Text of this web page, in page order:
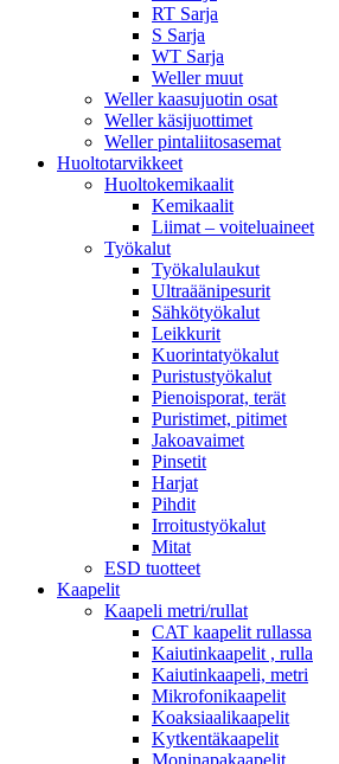
RT Sarja
S Sarja
WT Sarja
Weller muut
Weller kaasujuotin osat
Weller käsijuottimet
Weller pintaliitosasemat
Huoltotarvikkeet
Huoltokemikaalit
Kemikaalit
Liimat – voiteluaineet
Työkalut
Työkalulaukut
Ultraäänipesurit
Sähkötyökalut
Leikkurit
Kuorintatyökalut
Puristustyökalut
Pienoisporat, terät
Puristimet, pitimet
Jakoavaimet
Pinsetit
Harjat
Pihdit
Irroitustyökalut
Mitat
ESD tuotteet
Kaapelit
Kaapeli metri/rullat
CAT kaapelit rullassa
Kaiutinkaapelit , rulla
Kaiutinkaapeli, metri
Mikrofonikaapelit
Koaksiaalikaapelit
Kytkentäkaapelit
Moninapakaapelit